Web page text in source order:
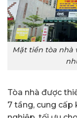
Mặt tiền tòa nhà
Tòa nhà được
7 tầng, cung cấp